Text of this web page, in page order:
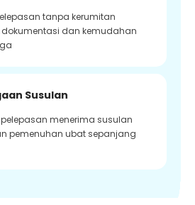
tanpa kerumitan
dan kemudahan
Susulan
pelepasan menerima susulan
pemenuhan ubat sepanjang